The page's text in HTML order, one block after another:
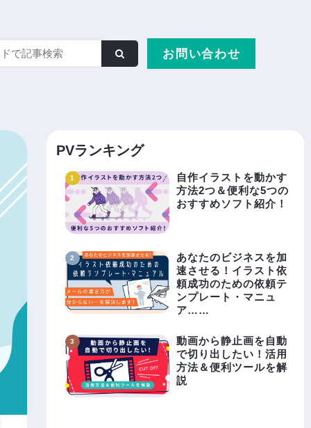
お問い合わせ
PVランキング
自作イラストを動かす
方法2つ＆便利な5つの
おすすめソフト紹介！
あなたのビジネスを加
速させる！イラスト依
頼成功のための依頼テ
ンプレート・マニュ
ア……
動画から静止画を自動
で切り出したい！活用
方法＆便利ツールを解
説